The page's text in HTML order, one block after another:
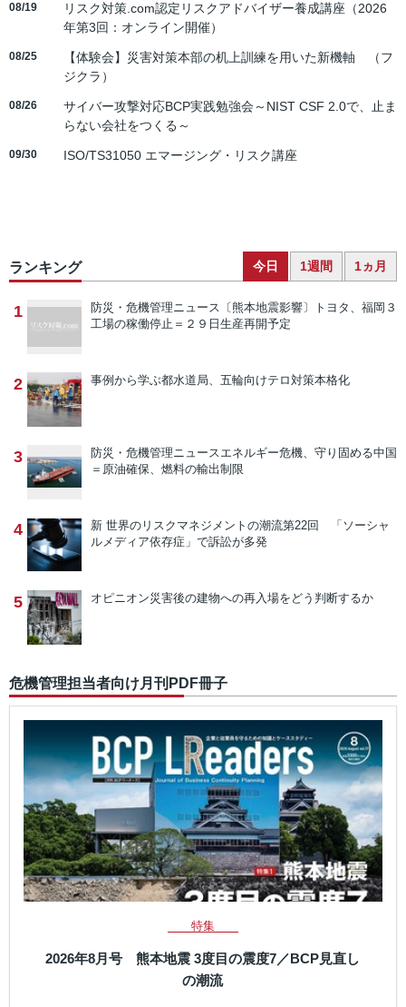
08/19
リスク対策.com認定リスクアドバイザー養成講座（2026
年第3回：オンライン開催）
08/25
【体験会】災害対策本部の机上訓練を用いた新機軸 （フ
ジクラ）
08/26
サイバー攻撃対応BCP実践勉強会～NIST CSF 2.0で、止ま
らない会社をつくる～
09/30 ISO/TS31050 エマージング・リスク講座
ランキング 今日 1週間 1ヵ月
1 防災・危機管理ニュース 〔熊本地震影響〕トヨタ、福岡３
工場の稼働停止＝２９日生産再開予定
2 事例から学ぶ都水道局、五輪向けテロ対策本格化
3 防災・危機管理ニュースエネルギー危機、守り固める中国
＝原油確保、燃料の輸出制限
4 新 世界のリスクマネジメントの潮流第22回 「ソーシャ
ルメディア依存症」で訴訟が多発
5 オピニオン災害後の建物への再入場をどう判断するか
危機管理担当者向け月刊PDF冊子
特集
2026年8月号 熊本地震 3度目の震度7／BCP見直し
の潮流